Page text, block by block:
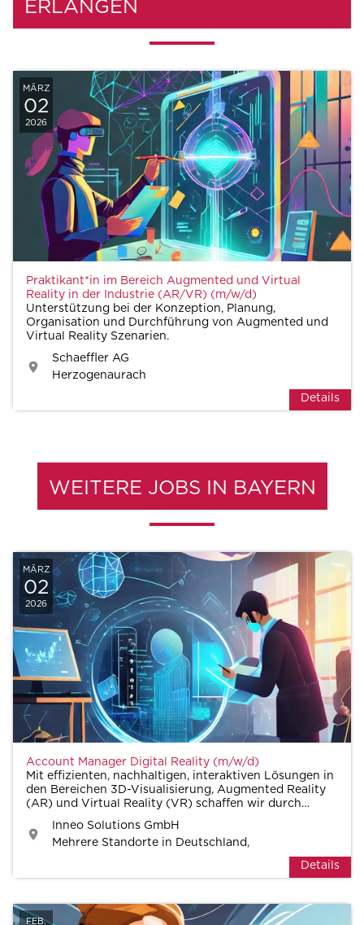
ERLANGEN
MÄRZ
02
2026
Praktikant*in im Bereich Augmented und Virtual
Reality in der Industrie (AR/VR) (m/w/d)
Unterstützung bei der Konzeption, Planung,
Organisation und Durchführung von Augmented und
Virtual Reality Szenarien.
Schaeffler AG
Herzogenaurach
Details
WEITERE JOBS IN BAYERN
MÄRZ
02
2026
Account Manager Digital Reality (m/w/d)
Mit effizienten, nachhaltigen, interaktiven Lösungen in
den Bereichen 3D-Visualisierung, Augmented Reality
(AR) und Virtual Reality (VR) schaffen wir durch
Digital Reality messbaren, nachhaltigen Erfolg und ne
Inneo Solutions GmbH
Mehrere Standorte in Deutschland,
Details
FEB.